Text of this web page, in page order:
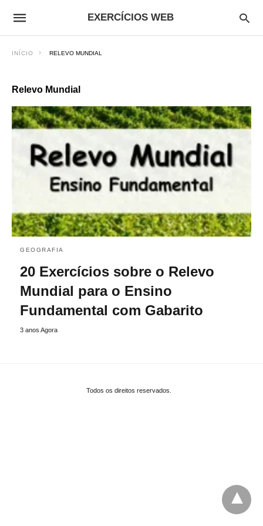
EXERCÍCIOS WEB
INÍCIO RELEVO MUNDIAL
Relevo Mundial
GEOGRAFIA
20 Exercícios sobre o Relevo
Mundial para o Ensino
Fundamental com Gabarito
3 anos Agora
Todos os direitos reservados.